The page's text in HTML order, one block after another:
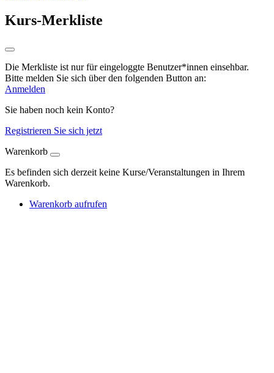
Kurs-Merkliste
Die Merkliste ist nur für eingeloggte Benutzer*innen einsehbar.
Bitte melden Sie sich über den folgenden Button an:
Anmelden
Sie haben noch kein Konto?
Registrieren Sie sich jetzt
Warenkorb
Es befinden sich derzeit keine Kurse/Veranstaltungen in Ihrem
Warenkorb.
Warenkorb aufrufen